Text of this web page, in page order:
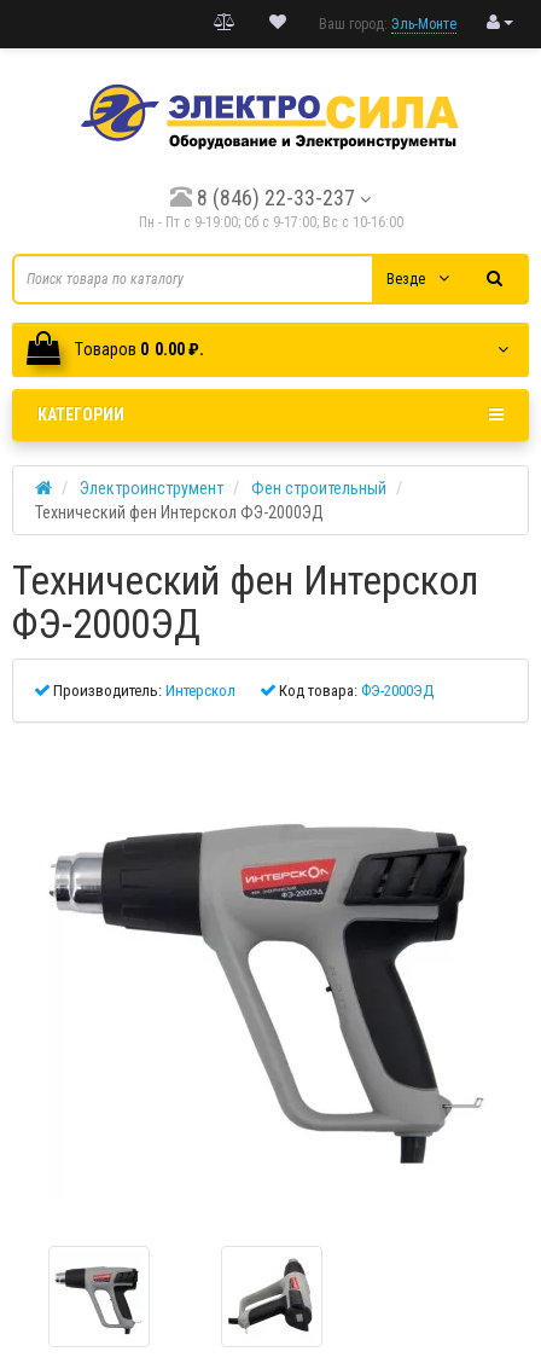
Ваш город: Эль-Монте
8 (846) 22-33-237
Пн - Пт с 9-19:00; Cб с 9-17:00; Вс с 10-16:00
Везде
Tоваров 0 0.00 ₽.
КАТЕГОРИИ
Электроинструмент
Фен строительный
Технический фен Интерскол ФЭ-2000ЭД
Технический фен Интерскол
ФЭ-2000ЭД
Производитель: Интерскол Код товара: ФЭ-2000ЭД